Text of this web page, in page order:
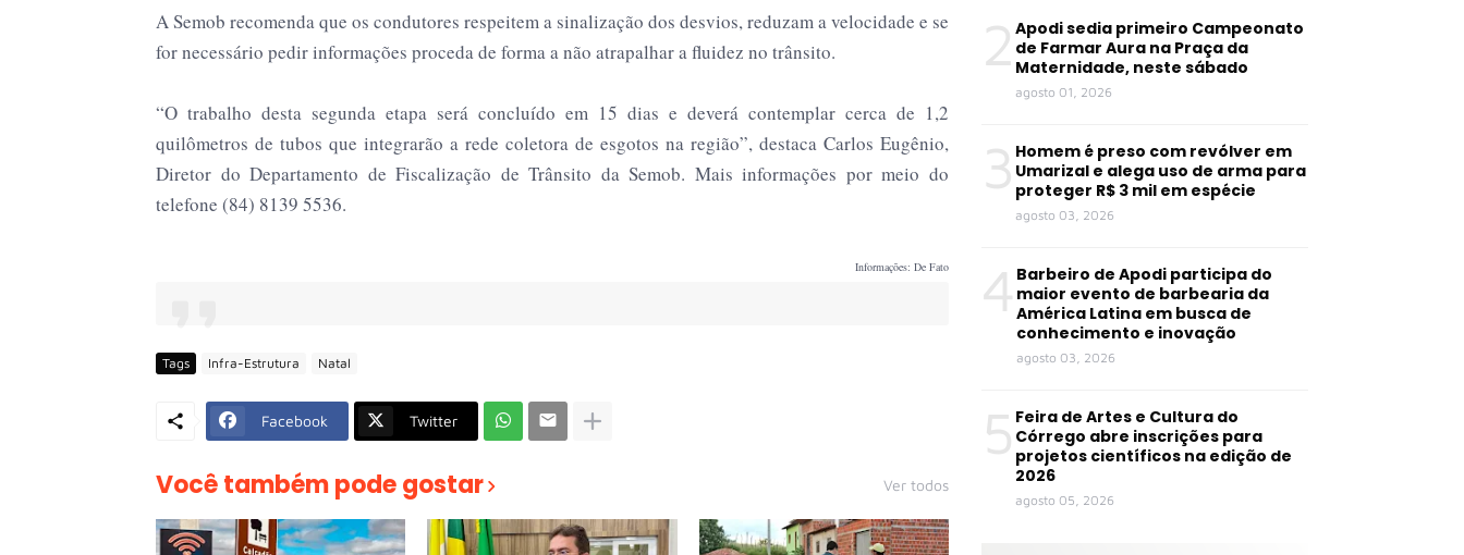
A Semob recomenda que os condutores respeitem a sinalização dos desvios, reduzam a velocidade e se
for necessário pedir informações proceda de forma a não atrapalhar a fluidez no trânsito.
“O trabalho desta segunda etapa será concluído em 15 dias e deverá contemplar cerca de 1,2
quilômetros de tubos que integrarão a rede coletora de esgotos na região”, destaca Carlos Eugênio,
Diretor do Departamento de Fiscalização de Trânsito da Semob. Mais informações por meio do
telefone (84) 8139 5536.
Informações: De Fato
Tags Infra-Estrutura Natal
Facebook Twitter
Você também pode gostar Ver todos
2 Apodi sedia primeiro Campeonato
de Farmar Aura na Praça da
Maternidade, neste sábado
agosto 01, 2026
3 Homem é preso com revólver em
Umarizal e alega uso de arma para
proteger R$ 3 mil em espécie
agosto 03, 2026
4 Barbeiro de Apodi participa do
maior evento de barbearia da
América Latina em busca de
conhecimento e inovação
agosto 03, 2026
5 Feira de Artes e Cultura do
Córrego abre inscrições para
projetos científicos na edição de
2026
agosto 05, 2026